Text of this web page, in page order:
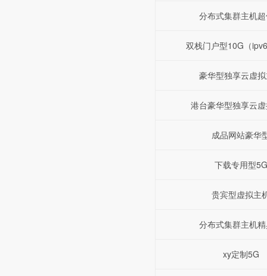
分布式集群主机
双栈门户型10G（
豪华型独享云虚
港台豪华型独享云
成品网站豪华
下载专用型5G
贵宾型虚拟主
分布式集群主机
xy定制5G